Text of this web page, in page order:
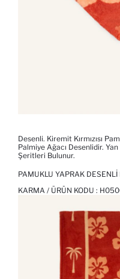
Desenli. Kiremit Kırmızısı
Palmiye Ağacı Desenlidir.
Şeritleri Bulunur.
PAMUKLU YAPRAK DESENLI
KARMA / ÜRÜN KODU :